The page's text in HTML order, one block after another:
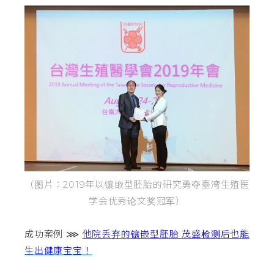
（图片：2019年以镶嵌型胚胎的研究勇夺臺湾生殖医
学会优秀论文奖冠军）
成功案例 ⋙ 他院丢弃的镶嵌型胚胎 茂盛检测后也能
生出健康宝宝！